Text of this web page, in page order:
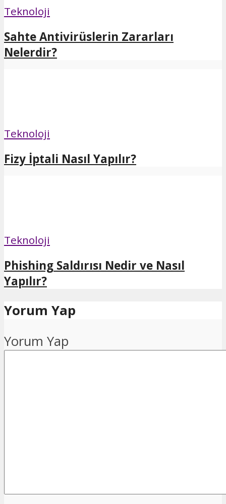
Teknoloji
Sahte Antivirüslerin Zararları
Nelerdir?
Teknoloji
Fizy İptali Nasıl Yapılır?
Teknoloji
Phishing Saldırısı Nedir ve Nasıl
Yapılır?
Yorum Yap
Yorum Yap